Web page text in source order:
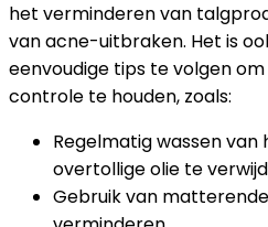
het verminderen van
van acne-uitbraken. Het is
eenvoudige tips te volgen
controle te houden, zoals:
Regelmatig wassen
overtollige olie te
Gebruik van